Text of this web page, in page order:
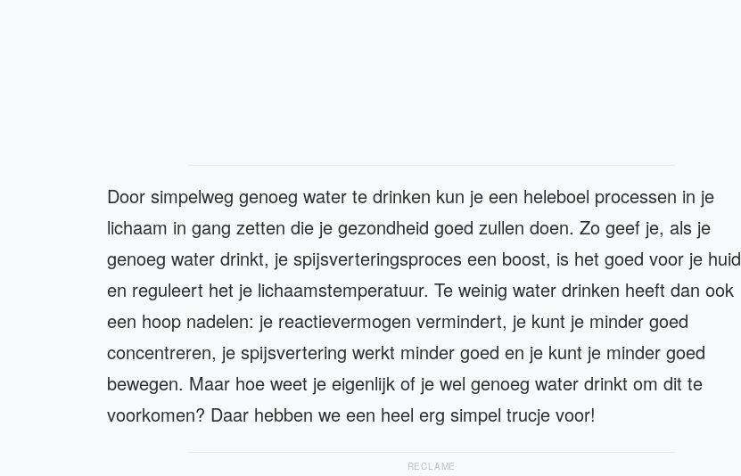
Door simpelweg genoeg water te drinken kun je een heleboel processen in je
lichaam in gang zetten die je gezondheid goed zullen doen. Zo geef je, als je
genoeg water drinkt, je spijsverteringsproces een boost, is het goed voor je huid
en reguleert het je lichaamstemperatuur. Te weinig water drinken heeft dan ook
een hoop nadelen: je reactievermogen vermindert, je kunt je minder goed
concentreren, je spijsvertering werkt minder goed en je kunt je minder goed
bewegen. Maar hoe weet je eigenlijk of je wel genoeg water drinkt om dit te
voorkomen? Daar hebben we een heel erg simpel trucje voor!
RECLAME